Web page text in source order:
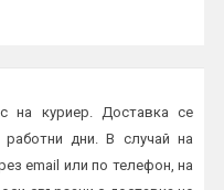
на куриер. Доставка се
дни. В случай на
email или по телефон, на